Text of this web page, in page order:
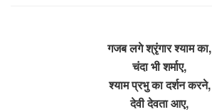
गजब लगे श्रृंगार श्याम का,
चंदा भी शर्माए,
श्याम प्रभु का दर्शन करने,
देवी देवता आए,